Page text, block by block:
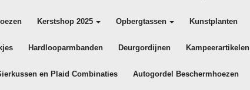
Kerstshop 2025 Opbergtassen Kunstplanten
Hardlooparmbanden Deurgordijnen Kampeerartikelen
en Plaid Combinaties Autogordel Beschermhoezen